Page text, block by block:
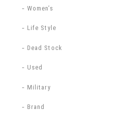
Women’s
Life Style
Dead Stock
Used
Military
Brand